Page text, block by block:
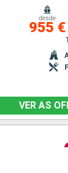
desde
955 €
VER AS